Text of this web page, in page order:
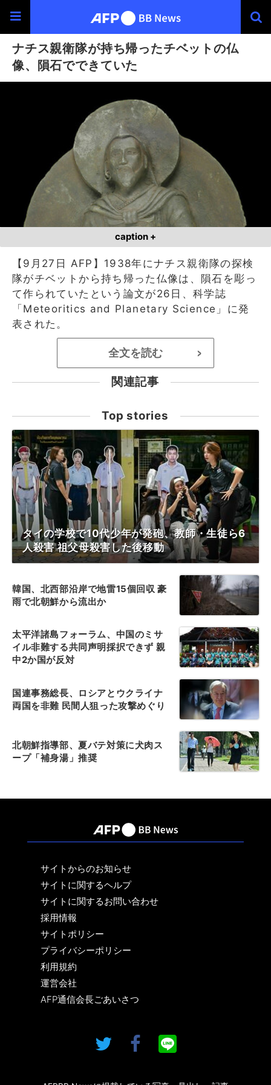
ナチス親衛隊が持ち帰ったチベットの仏
像、隕石でできていた
caption +
【9月27日 AFP】1938年にナチス親衛隊の探検
隊がチベットから持ち帰った仏像は、隕石を彫っ
て作られていたという論文が26日、科学誌
「Meteoritics and Planetary Science」に発
表された。
全文を読む >
関連記事
Top stories
タイの学校で10代少年が発砲、教師・生徒ら6
人殺害 祖父母殺害した後移動
韓国、北西部沿岸で地雷15個回収 豪
雨で北朝鮮から流出か
太平洋諸島フォーラム、中国のミサ
イル非難する共同声明採択できず 親
中2か国が反対
国連事務総長、ロシアとウクライナ
両国を非難 民間人狙った攻撃めぐり
北朝鮮指導部、夏バテ対策に犬肉ス
ープ「補身湯」推奨
サイトからのお知らせ
サイトに関するヘルプ
サイトに関するお問い合わせ
採用情報
サイトポリシー
プライバシーポリシー
利用規約
運営会社
AFP通信会長ごあいさつ